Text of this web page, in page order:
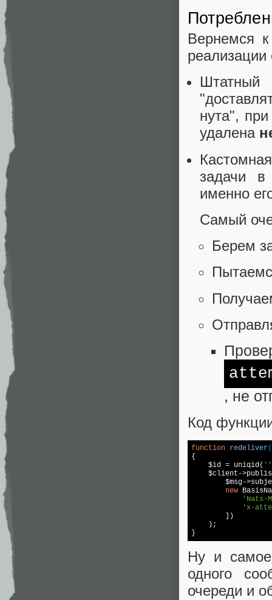
Вернемся
реализации
нута",
удалена
задачи в
именно
Самый
Берем
, не
Код
function redeliver
{
    $id = uniqid(
''
$client-
$msg-
new
'Nats-
'x-
        ])
    );
}
Ну и
одного
очереди и